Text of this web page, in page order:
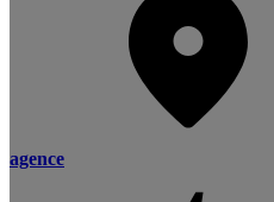
agence